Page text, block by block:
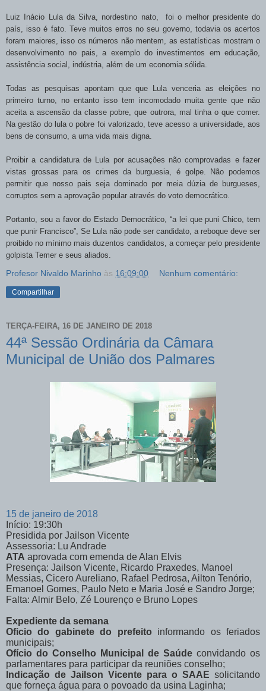
Luiz Inácio Lula da Silva, nordestino nato, foi o melhor presidente do
país, isso é fato. Teve muitos erros no seu governo, todavia os acertos
foram maiores, isso os números não mentem, as estatísticas mostram o
desenvolvimento no pais, a exemplo do investimentos em educação,
assistência social, indústria, além de um economia sólida.
Todas as pesquisas apontam que que Lula venceria as eleições no
primeiro turno, no entanto isso tem incomodado muita gente que não
aceita a ascensão da classe pobre, que outrora, mal tinha o que comer.
Na gestão do lula o pobre foi valorizado, teve acesso a universidade, aos
bens de consumo, a uma vida mais digna.
Proibir a candidatura de Lula por acusações não comprovadas e fazer
vistas grossas para os crimes da burguesia, é golpe. Não podemos
permitir que nosso pais seja dominado por meia dúzia de burgueses,
corruptos sem a aprovação popular através do voto democrático.
Portanto, sou a favor do Estado Democrático, “a lei que puni Chico, tem
que punir Francisco”, Se Lula não pode ser candidato, a reboque deve ser
proibido no mínimo mais duzentos candidatos, a começar pelo presidente
golpista Temer e seus aliados.
Profesor Nivaldo Marinho às 16:09:00 Nenhum comentário:
Compartilhar
TERÇA-FEIRA, 16 DE JANEIRO DE 2018
44ª Sessão Ordinária da Câmara
Municipal de União dos Palmares
15 de janeiro de 2018
Início: 19:30h
Presidida por Jailson Vicente
Assessoria: Lu Andrade
ATA aprovada com emenda de Alan Elvis
Presença: Jailson Vicente, Ricardo Praxedes, Manoel
Messias, Cicero Aureliano, Rafael Pedrosa, Ailton Tenório,
Emanoel Gomes, Paulo Neto e Maria José e Sandro Jorge;
Falta: Almir Belo, Zé Lourenço e Bruno Lopes
Expediente da semana
Oficio do gabinete do prefeito informando os feriados
municipais;
Ofício do Conselho Municipal de Saúde convidando os
parlamentares para participar da reuniões conselho;
Indicação de Jailson Vicente para o SAAE solicitando
que forneça água para o povoado da usina Laginha;